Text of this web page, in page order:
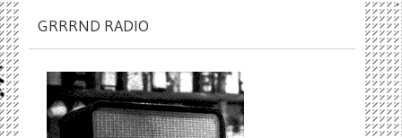
GRRRND RADIO